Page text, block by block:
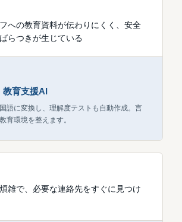
への教育資料が伝わりにくく、安全
らつきが生じている
教育支援AI
語に変換し、理解度テストも自動作成。言
育環境を整えます。
雑で、必要な連絡先をすぐに見つけ